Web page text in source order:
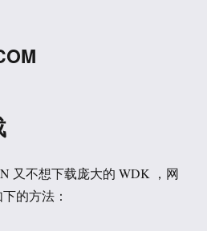
又不想下载庞大的 WDK ，网
的方法：